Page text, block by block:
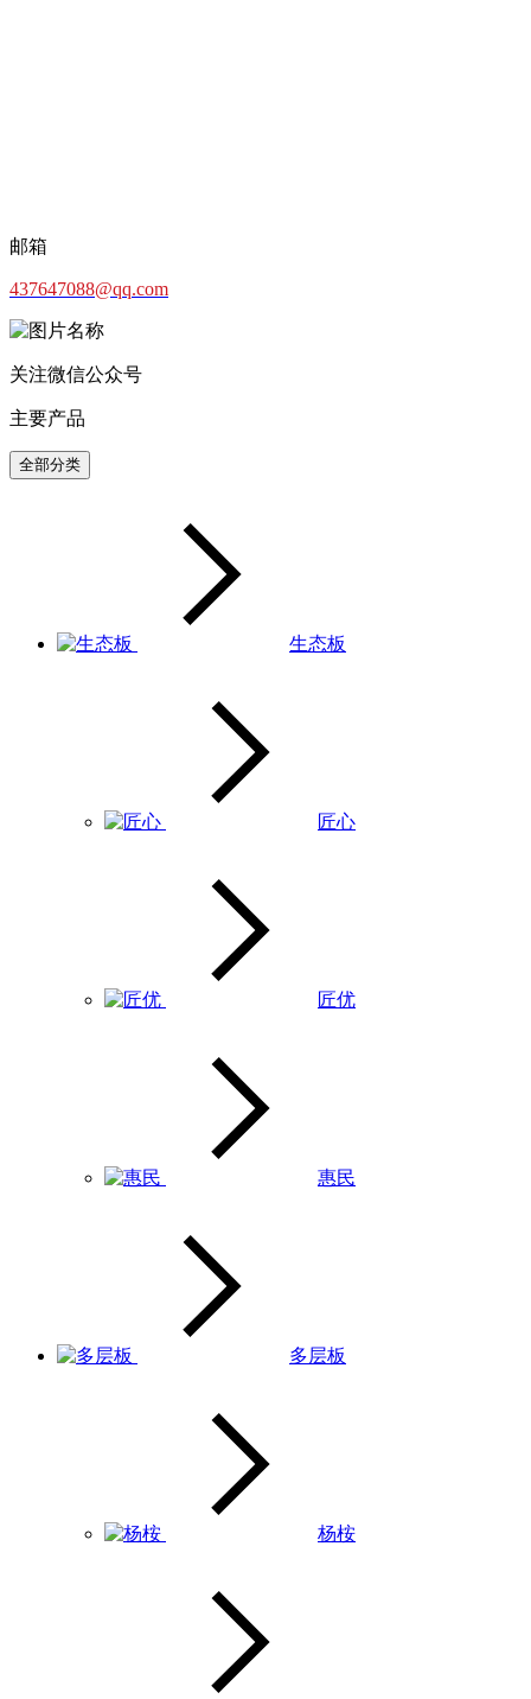
邮箱
437647088@qq.com
关注微信公众号
主要产品
全部分类
生态板
匠心
匠优
惠民
多层板
杨桉